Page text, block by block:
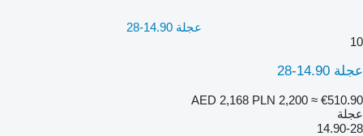
عجلة 14.90-28
10
عجلة 14.90-28
AED 2,168 PLN 2,200 ≈ €510.90
عجلة
14.90-28